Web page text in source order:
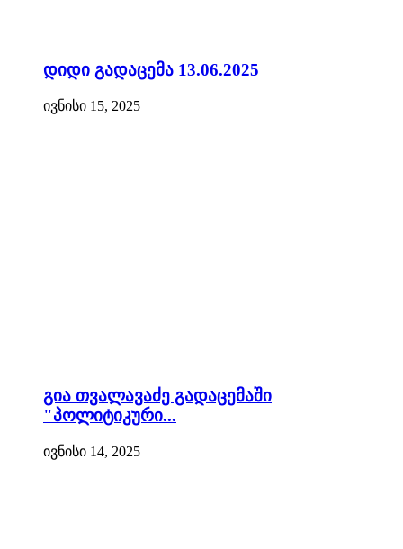
დიდი გადაცემა 13.06.2025
ივნისი 15, 2025
გია თვალავაძე გადაცემაში
"პოლიტიკური...
ივნისი 14, 2025